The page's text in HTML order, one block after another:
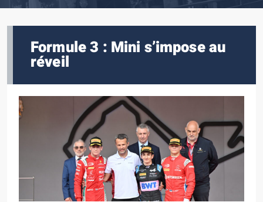
Formule 3 : Mini s’impose au
réveil